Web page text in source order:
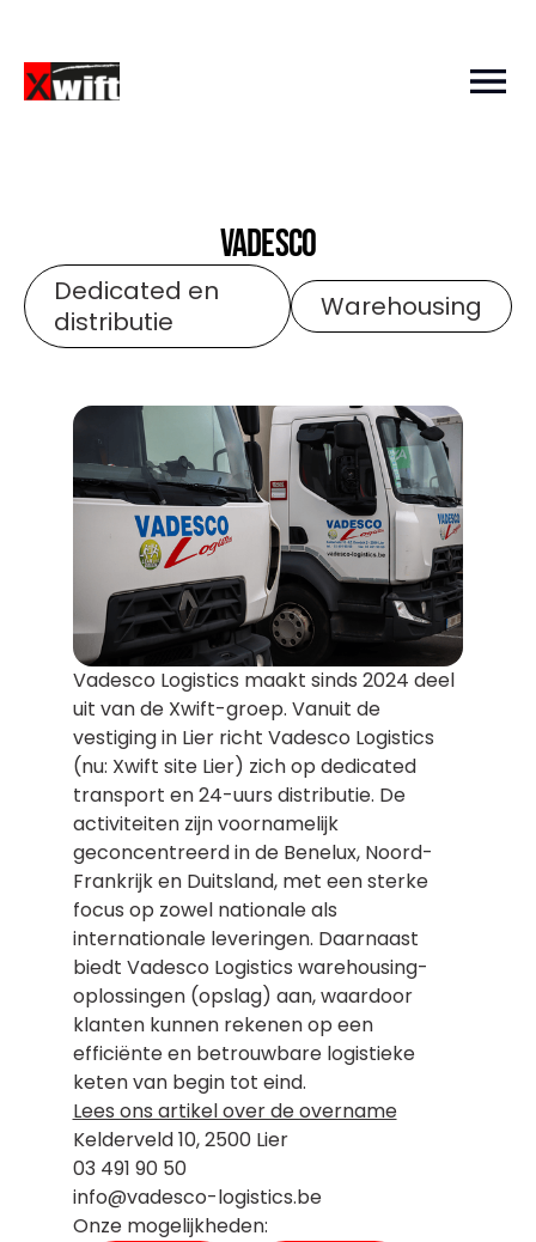
Vadesco
Dedicated en
distributie
Warehousing
Vadesco Logistics maakt sinds 2024 deel
uit van de Xwift-groep. Vanuit de
vestiging in Lier richt Vadesco Logistics
(nu: Xwift site Lier) zich op dedicated
transport en 24-uurs distributie. De
activiteiten zijn voornamelijk
geconcentreerd in de Benelux, Noord-
Frankrijk en Duitsland, met een sterke
focus op zowel nationale als
internationale leveringen. Daarnaast
biedt Vadesco Logistics warehousing-
oplossingen (opslag) aan, waardoor
klanten kunnen rekenen op een
efficiënte en betrouwbare logistieke
keten van begin tot eind.
Lees ons artikel over de overname
Kelderveld 10, 2500 Lier
03 491 90 50
info@vadesco-logistics.be
Onze mogelijkheden: